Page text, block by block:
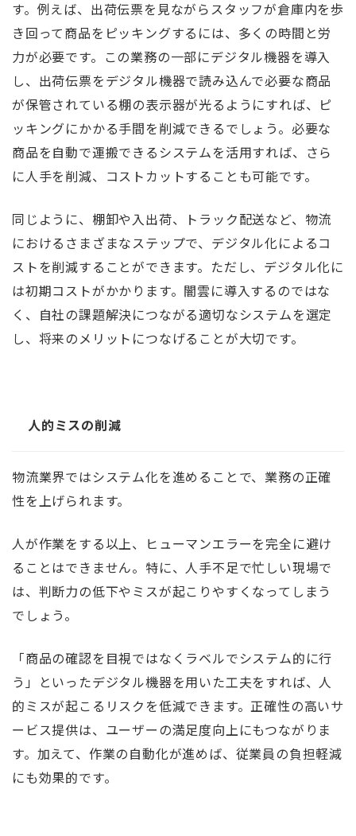
す。例えば、出荷伝票を見ながらスタッフが倉庫内を歩
き回って商品をピッキングするには、多くの時間と労
力が必要です。この業務の一部にデジタル機器を導入
し、出荷伝票をデジタル機器で読み込んで必要な商品
が保管されている棚の表示器が光るようにすれば、ピ
ッキングにかかる手間を削減できるでしょう。必要な
商品を自動で運搬できるシステムを活用すれば、さら
に人手を削減、コストカットすることも可能です。
同じように、棚卸や入出荷、トラック配送など、物流
におけるさまざまなステップで、デジタル化によるコ
ストを削減することができます。ただし、デジタル化に
は初期コストがかかります。闇雲に導入するのではな
く、自社の課題解決につながる適切なシステムを選定
し、将来のメリットにつなげることが大切です。
人的ミスの削減
物流業界ではシステム化を進めることで、業務の正確
性を上げられます。
人が作業をする以上、ヒューマンエラーを完全に避け
ることはできません。特に、人手不足で忙しい現場で
は、判断力の低下やミスが起こりやすくなってしまう
でしょう。
「商品の確認を目視ではなくラベルでシステム的に行
う」といったデジタル機器を用いた工夫をすれば、人
的ミスが起こるリスクを低減できます。正確性の高いサ
ービス提供は、ユーザーの満足度向上にもつながりま
す。加えて、作業の自動化が進めば、従業員の負担軽減
にも効果的です。